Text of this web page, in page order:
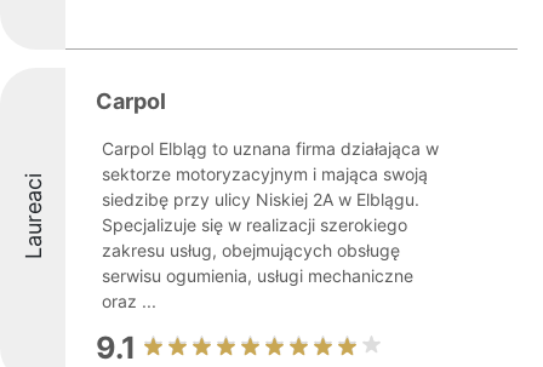
Laureaci
Carpol
Carpol Elbląg to uznana firma działająca w
sektorze motoryzacyjnym i mająca swoją
siedzibę przy ulicy Niskiej 2A w Elblągu.
Specjalizuje się w realizacji szerokiego
zakresu usług, obejmujących obsługę
serwisu ogumienia, usługi mechaniczne
oraz ...
9.1